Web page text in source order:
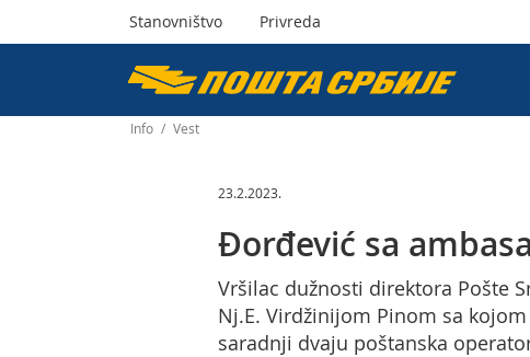
Пошта
Србије
Stanovništvo Privreda
Info / Vest
23.2.2023.
Đorđević sa
Vršilac dužnosti direktora Pošte
Nj.E. Virdžinijom Pinom sa
saradnji dvaju poštanska